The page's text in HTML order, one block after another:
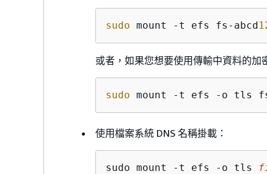
sudo mount -t efs fs-abcd
或者，如果您想要使用傳輸中資料的加
sudo mount -t efs -o tls
使用檔案系統 DNS 名稱掛載：
sudo mount -t efs -o tls